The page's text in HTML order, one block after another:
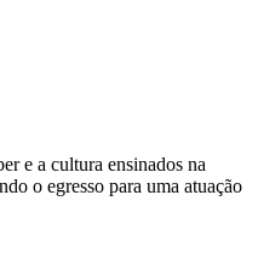
e a cultura ensinados na
o egresso para uma atuação